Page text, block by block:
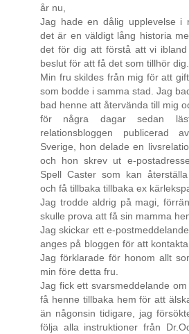
år nu,
Jag hade en dålig upplevelse i
det är en väldigt lång historia
det för dig att förstå att vi
beslut för att få det som tillhör dig.
Min fru skildes från mig för att
som bodde i samma stad. Jag
bad henne att återvända till mig
för några dagar sedan
relationsbloggen publicerad
Sverige, hon delade en
och hon skrev ut e-
Spell Caster som kan
och få tillbaka tillbaka ex
Jag trodde aldrig på magi,
skulle prova att få sin mamma
Jag skickar ett e-
anges på bloggen för att
Jag förklarade för honom allt
min före detta fru.
Jag fick ett svarsmeddelande
få henne tillbaka hem för att
än någonsin tidigare, jag
följa alla instruktioner från